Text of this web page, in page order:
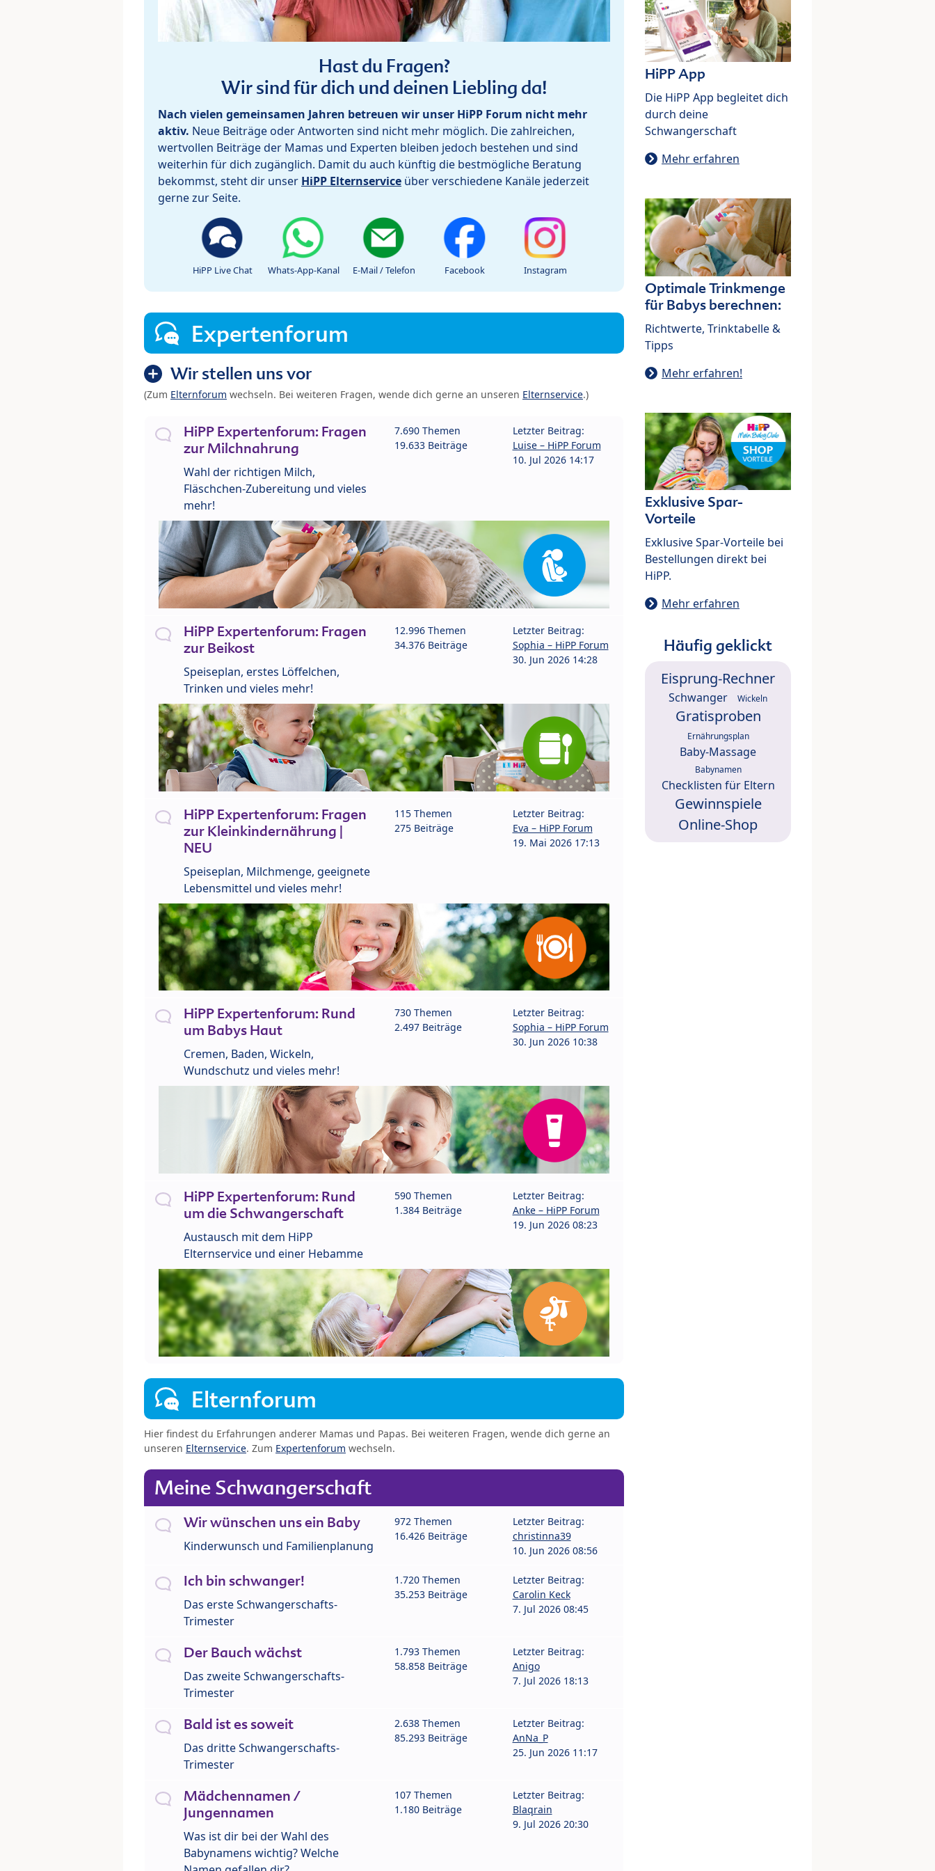
Hast du Fragen?
Wir sind für dich und deinen Liebling da!
Nach vielen gemeinsamen Jahren betreuen wir unser HiPP Forum nicht mehr
aktiv. Neue Beiträge oder Antworten sind nicht mehr möglich. Die zahlreichen,
wertvollen Beiträge der Mamas und Experten bleiben jedoch bestehen und sind
weiterhin für dich zugänglich. Damit du auch künftig die bestmögliche Beratung
bekommst, steht dir unser HiPP Elternservice über verschiedene Kanäle jederzeit
gerne zur Seite.
HiPP Live Chat Whats-App-Kanal E-Mail / Telefon Facebook Instagram
Expertenforum
Wir stellen uns vor
(Zum Elternforum wechseln. Bei weiteren Fragen, wende dich gerne an unseren Elternservice.)
HiPP Expertenforum: Fragen
zur Milchnahrung
Wahl der richtigen Milch,
Fläschchen-Zubereitung und vieles
mehr!
7.690 Themen
19.633 Beiträge
Letzter Beitrag:
Luise – HiPP Forum
10. Jul 2026 14:17
HiPP Expertenforum: Fragen
zur Beikost
Speiseplan, erstes Löffelchen,
Trinken und vieles mehr!
12.996 Themen
34.376 Beiträge
Letzter Beitrag:
Sophia – HiPP Forum
30. Jun 2026 14:28
HiPP Expertenforum: Fragen
zur Kleinkindernährung |
NEU
Speiseplan, Milchmenge, geeignete
Lebensmittel und vieles mehr!
115 Themen
275 Beiträge
Letzter Beitrag:
Eva – HiPP Forum
19. Mai 2026 17:13
HiPP Expertenforum: Rund
um Babys Haut
Cremen, Baden, Wickeln,
Wundschutz und vieles mehr!
730 Themen
2.497 Beiträge
Letzter Beitrag:
Sophia – HiPP Forum
30. Jun 2026 10:38
HiPP Expertenforum: Rund
um die Schwangerschaft
Austausch mit dem HiPP
Elternservice und einer Hebamme
590 Themen
1.384 Beiträge
Letzter Beitrag:
Anke – HiPP Forum
19. Jun 2026 08:23
Elternforum
Hier findest du Erfahrungen anderer Mamas und Papas. Bei weiteren Fragen, wende dich gerne an
unseren Elternservice. Zum Expertenforum wechseln.
Meine Schwangerschaft
Wir wünschen uns ein Baby
Kinderwunsch und Familienplanung
972 Themen
16.426 Beiträge
Letzter Beitrag:
christinna39
10. Jun 2026 08:56
Ich bin schwanger!
Das erste Schwangerschafts-
Trimester
1.720 Themen
35.253 Beiträge
Letzter Beitrag:
Carolin Keck
7. Jul 2026 08:45
Der Bauch wächst
Das zweite Schwangerschafts-
Trimester
1.793 Themen
58.858 Beiträge
Letzter Beitrag:
Anigo
7. Jul 2026 18:13
Bald ist es soweit
Das dritte Schwangerschafts-
Trimester
2.638 Themen
85.293 Beiträge
Letzter Beitrag:
AnNa_P
25. Jun 2026 11:17
Mädchennamen /
Jungennamen
Was ist dir bei der Wahl des
Babynamens wichtig? Welche
107 Themen
1.180 Beiträge
Letzter Beitrag:
Blaqrain
9. Jul 2026 20:30
HiPP App
Die HiPP App begleitet dich
durch deine
Schwangerschaft
Mehr erfahren
Optimale Trinkmenge
für Babys berechnen:
Richtwerte, Trinktabelle &
Tipps
Mehr erfahren!
Exklusive Spar-
Vorteile
Exklusive Spar-Vorteile bei
Bestellungen direkt bei
HiPP.
Mehr erfahren
Häufig geklickt
Eisprung-Rechner
Schwanger Wickeln
Gratisproben
Ernährungsplan
Baby-Massage
Babynamen
Checklisten für Eltern
Gewinnspiele
Online-Shop